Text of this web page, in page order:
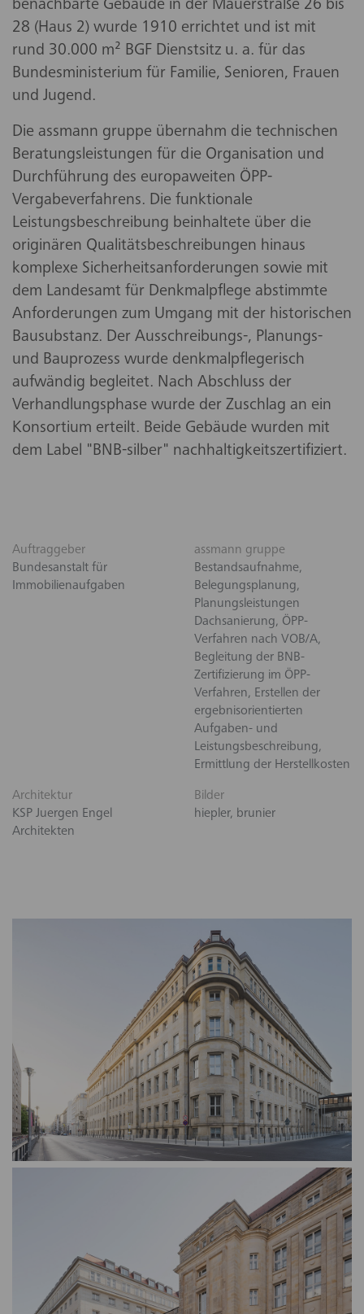
benachbarte Gebäude in der Mauerstraße 26 bis
28 (Haus 2) wurde 1910 errichtet und ist mit
rund 30.000 m² BGF Dienstsitz u. a. für das
Bundesministerium für Familie, Senioren, Frauen
und Jugend.
Die assmann gruppe übernahm die technischen
Beratungsleistungen für die Organisation und
Durchführung des europaweiten ÖPP-
Vergabeverfahrens. Die funktionale
Leistungsbeschreibung beinhaltete über die
originären Qualitätsbeschreibungen hinaus
komplexe Sicherheitsanforderungen sowie mit
dem Landesamt für Denkmalpflege abstimmte
Anforderungen zum Umgang mit der historischen
Bausubstanz. Der Ausschreibungs-, Planungs-
und Bauprozess wurde denkmalpflegerisch
aufwändig begleitet. Nach Abschluss der
Verhandlungsphase wurde der Zuschlag an ein
Konsortium erteilt. Beide Gebäude wurden mit
dem Label "BNB-silber" nachhaltigkeitszertifiziert.
Auftraggeber
Bundesanstalt für
Immobilienaufgaben
assmann gruppe
Bestandsaufnahme,
Belegungsplanung,
Planungsleistungen
Dachsanierung, ÖPP-
Verfahren nach VOB/A,
Begleitung der BNB-
Zertifizierung im ÖPP-
Verfahren, Erstellen der
ergebnisorientierten
Aufgaben- und
Leistungsbeschreibung,
Ermittlung der Herstellkosten
Architektur
KSP Juergen Engel
Architekten
Bilder
hiepler, brunier